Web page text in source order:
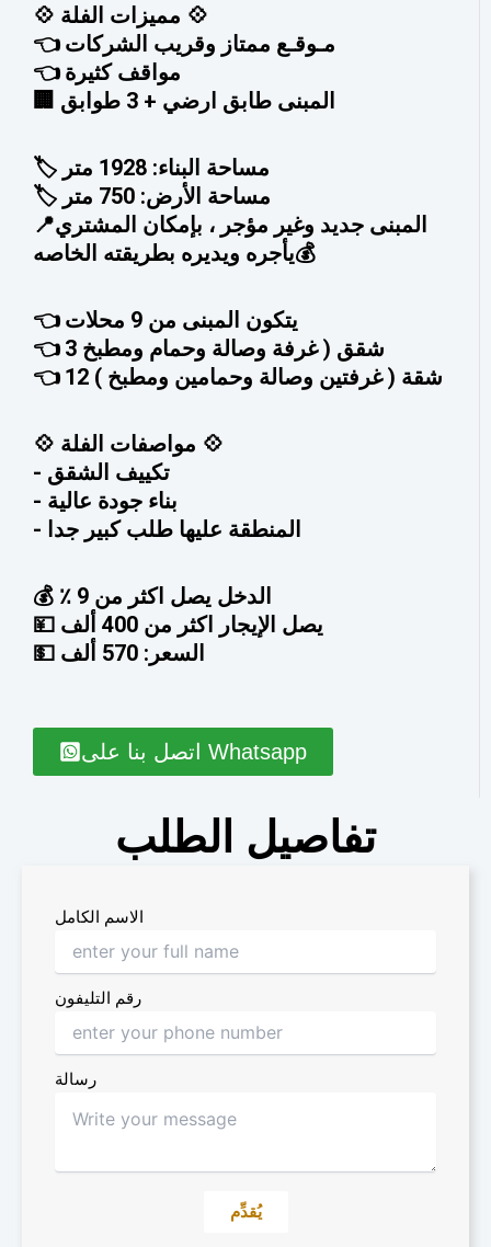
💠 مميزات الفلة 💠
👈 مـوقـع ممتاز وقريب الشركات
👈 مواقف كثيرة
🏢 المبنى طابق ارضي + 3 طوابق
🏷️ مساحة البناء: 1928 متر
🏷️ مساحة الأرض: 750 متر
📍المبنى جديد وغير مؤجر ، بإمكان المشتري
يأجره ويديره بطريقته الخاصه💰
👈 يتكون المبنى من 9 محلات
👈 3 شقق ( غرفة وصالة وحمام ومطبخ
👈 12 شقة ( غرفتين وصالة وحمامين ومطبخ )
💠 مواصفات الفلة 💠
- تكييف الشقق
- ⁠بناء جودة عالية
- ⁠المنطقة عليها طلب كبير جدا
💰 الدخل يصل اكثر من 9 ٪؜
💴 يصل الإيجار اكثر من 400 ألف
💵 السعر: 570 ألف
اتصل بنا على Whatsapp
تفاصيل الطلب
الاسم الكامل
رقم التليفون
رسالة
يُقدِّم